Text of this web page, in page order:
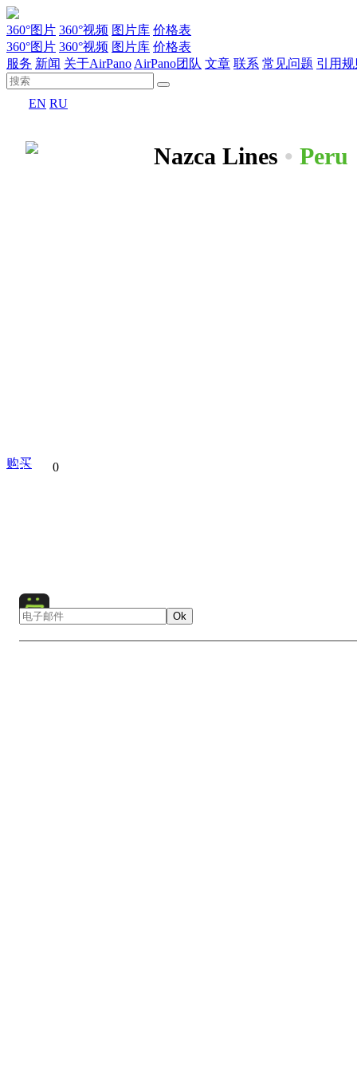
360°图片 360°视频 图片库 价格表
360°图片 360°视频 图片库 价格表
服务 新闻 关于AirPano AirPano团队 文章 联系 常见问题 引用
EN RU
Nazca Lines • Peru
分享到 0
购买
Ok